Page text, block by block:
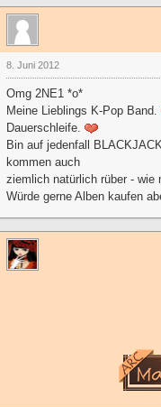
8. Juni 2012
Omg 2NE1 *o*
Meine Lieblings K-Pop Band.
Dauerschleife.
Bin auf jedenfall
kommen auch
ziemlich natürlich rüber - wie
Würde gerne Alben kaufen